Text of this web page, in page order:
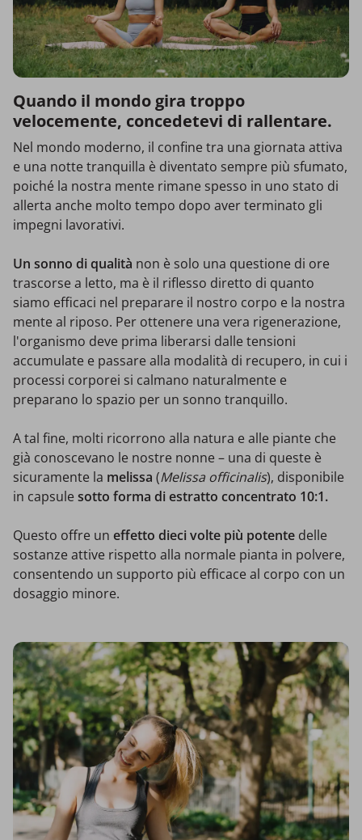
Quando il mondo gira troppo
velocemente, concedetevi di rallentare.
Nel mondo moderno, il confine tra una giornata attiva
e una notte tranquilla è diventato sempre più sfumato,
poiché la nostra mente rimane spesso in uno stato di
allerta anche molto tempo dopo aver terminato gli
impegni lavorativi.
Un sonno di qualità non è solo una questione di ore
trascorse a letto, ma è il riflesso diretto di quanto
siamo efficaci nel preparare il nostro corpo e la nostra
mente al riposo. Per ottenere una vera rigenerazione,
l'organismo deve prima liberarsi dalle tensioni
accumulate e passare alla modalità di recupero, in cui i
processi corporei si calmano naturalmente e
preparano lo spazio per un sonno tranquillo.
A tal fine, molti ricorrono alla natura e alle piante che
già conoscevano le nostre nonne – una di queste è
sicuramente la melissa (Melissa officinalis), disponibile
in capsule sotto forma di estratto concentrato 10:1.
Questo offre un effetto dieci volte più potente delle
sostanze attive rispetto alla normale pianta in polvere,
consentendo un supporto più efficace al corpo con un
dosaggio minore.